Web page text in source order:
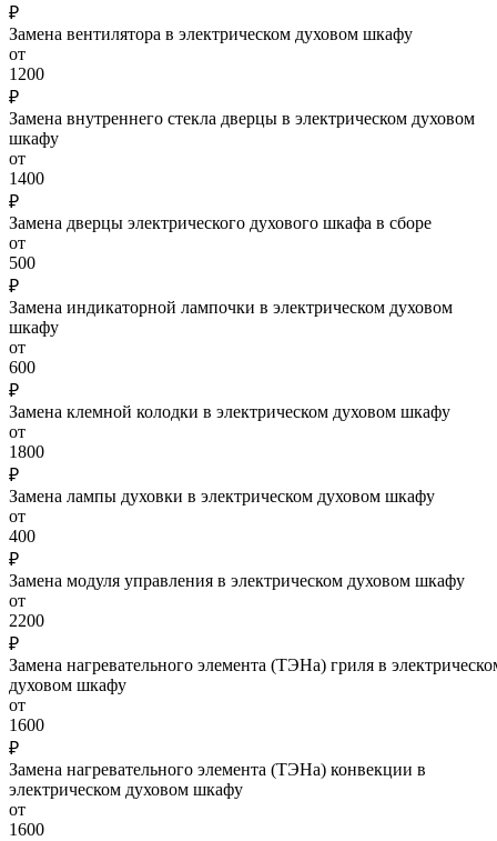
₽
Замена вентилятора в электрическом духовом шкафу
от
1200
₽
Замена внутреннего стекла дверцы в электрическом духовом
шкафу
от
1400
₽
Замена дверцы электрического духового шкафа в сборе
от
500
₽
Замена индикаторной лампочки в электрическом духовом
шкафу
от
600
₽
Замена клемной колодки в электрическом духовом шкафу
от
1800
₽
Замена лампы духовки в электрическом духовом шкафу
от
400
₽
Замена модуля управления в электрическом духовом шкафу
от
2200
₽
Замена нагревательного элемента (ТЭНа) гриля в
духовом шкафу
от
1600
₽
Замена нагревательного элемента (ТЭНа) конвекции в
электрическом духовом шкафу
от
1600